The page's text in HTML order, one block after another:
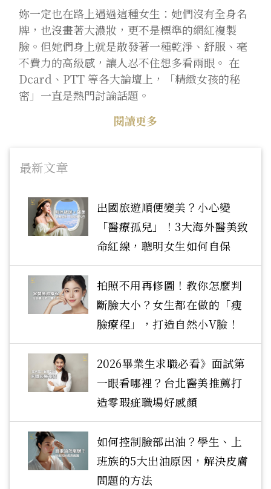
妳一定也在路上遇過這種女生：她們沒有全身名
牌，也沒畫著大濃妝，更不是標準的網紅複製
臉。但她們身上就是散發著一種乾淨、舒服、毫
不費力的高級感，讓人忍不住想多看兩眼。 在
Dcard、PTT 等各大論壇上，「精緻女孩的秘
密」一直是熱門討論話題。
閱讀更多
最新文章
出國旅遊順便變美？小心變
「醫療孤兒」！3大海外醫美致
命紅線，聰明女生如何自保
拍照不用再修圖！教你怎麼判
斷臉大小？女生都在做的「瘦
臉療程」，打造自然小V臉！
2026畢業生求職必看》面試第
一眼看哪裡？台北醫美推薦打
造零瑕疵職場好感顏
如何控制臉部出油？學生、上
班族的5大出油原因，解決皮膚
問題的方法